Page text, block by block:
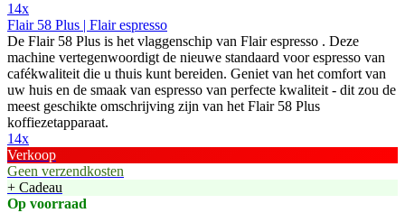
14x
Flair 58 Plus | Flair espresso
De Flair 58 Plus is het vlaggenschip van Flair espresso . Deze
machine vertegenwoordigt de nieuwe standaard voor espresso van
cafékwaliteit die u thuis kunt bereiden. Geniet van het comfort van
uw huis en de smaak van espresso van perfecte kwaliteit - dit zou de
meest geschikte omschrijving zijn van het Flair 58 Plus
koffiezetapparaat.
14x
Verkoop
Geen verzendkosten
+ Cadeau
Op voorraad